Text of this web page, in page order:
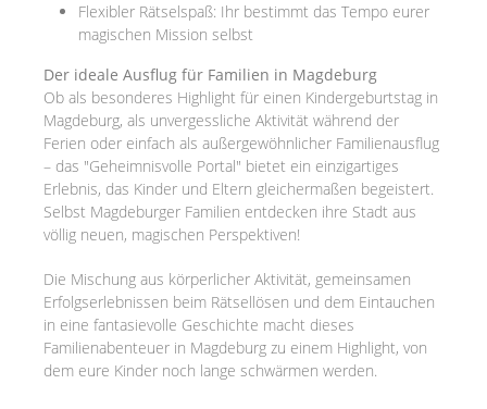
Flexibler Rätselspaß: Ihr bestimmt das Tempo eurer
magischen Mission selbst
Der ideale Ausflug für Familien in Magdeburg
Ob als besonderes Highlight für einen Kindergeburtstag in
Magdeburg, als unvergessliche Aktivität während der
Ferien oder einfach als außergewöhnlicher Familienausflug
– das "Geheimnisvolle Portal" bietet ein einzigartiges
Erlebnis, das Kinder und Eltern gleichermaßen begeistert.
Selbst Magdeburger Familien entdecken ihre Stadt aus
völlig neuen, magischen Perspektiven!
Die Mischung aus körperlicher Aktivität, gemeinsamen
Erfolgserlebnissen beim Rätsellösen und dem Eintauchen
in eine fantasievolle Geschichte macht dieses
Familienabenteuer in Magdeburg zu einem Highlight, von
dem eure Kinder noch lange schwärmen werden.